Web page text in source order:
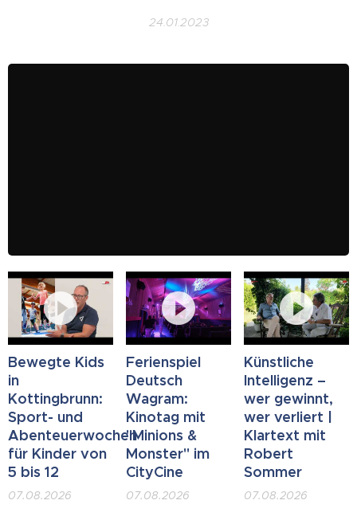
24.01.2023
Bewegte Kids
in
Kottingbrunn:
Sport- und
Abenteuerwochen
für Kinder von
5 bis 12
07.08.2026
Ferienspiel
Deutsch
Wagram:
Kinotag mit
"Minions &
Monster" im
CityCine
07.08.2026
Künstliche
Intelligenz –
wer gewinnt,
wer verliert |
Klartext mit
Robert
Sommer
07.08.2026